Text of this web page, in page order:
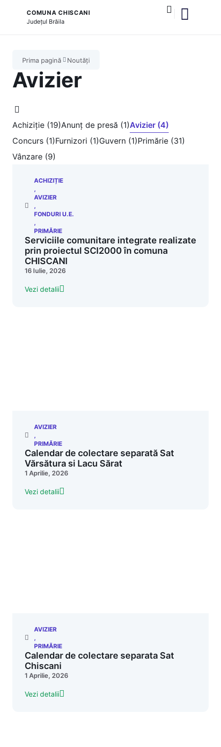
COMUNA CHISCANI
Județul Brăila
Prima pagină Noutăți
Avizier
Achiziție (19)Anunț de presă (1)Avizier (4)
Concurs (1)Furnizori (1)Guvern (1)Primărie (31)
Vânzare (9)
ACHIZIȚIE
,
AVIZIER
,
FONDURI U.E.
,
PRIMĂRIE
Serviciile comunitare integrate realizate
prin proiectul SCI2000 în comuna
CHISCANI
16 Iulie, 2026
Vezi detalii
AVIZIER
,
PRIMĂRIE
Calendar de colectare separată Sat
Vărsătura si Lacu Sărat
1 Aprilie, 2026
Vezi detalii
AVIZIER
,
PRIMĂRIE
Calendar de colectare separata Sat
Chiscani
1 Aprilie, 2026
Vezi detalii